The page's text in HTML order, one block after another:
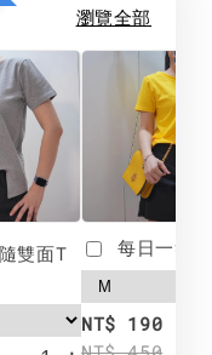
瀏覽全部
雙面T 每日一笑
NT$ 190